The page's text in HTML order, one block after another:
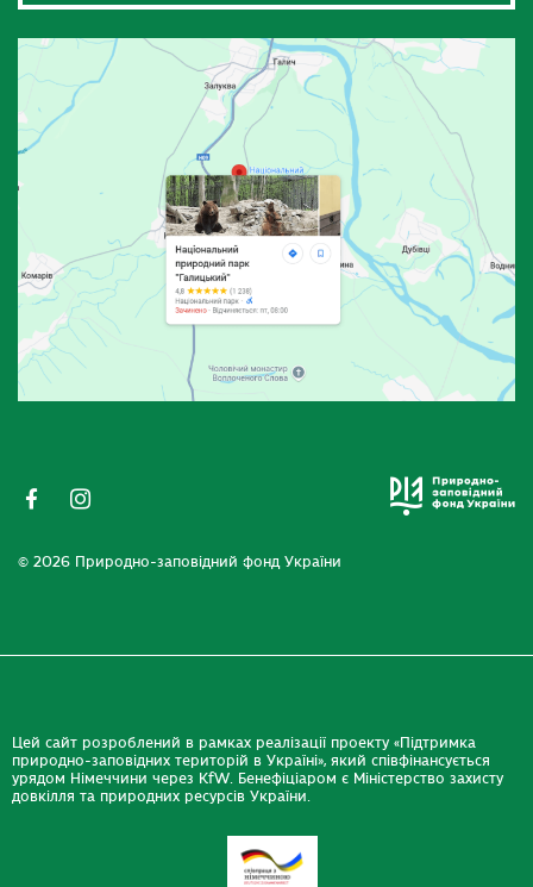
© 2026 Природно-заповідний фонд України
Цей сайт розроблений в рамках реалізації проекту «Підтримка
природно-заповідних територій в Україні», який співфінансується
урядом Німеччини через KfW. Бенефіціаром є Міністерство захисту
довкілля та природних ресурсів України.